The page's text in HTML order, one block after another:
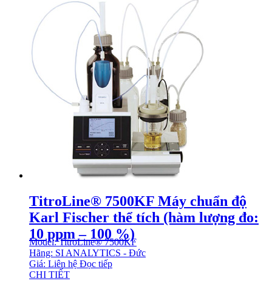
TitroLine® 7500KF Máy chuẩn độ
Karl Fischer thể tích (hàm lượng đo:
10 ppm – 100 %)
Model: TitroLine® 7500KF
Hãng: SI ANALYTICS - Đức
Giá: Liên hệ Đọc tiếp
CHI TIẾT